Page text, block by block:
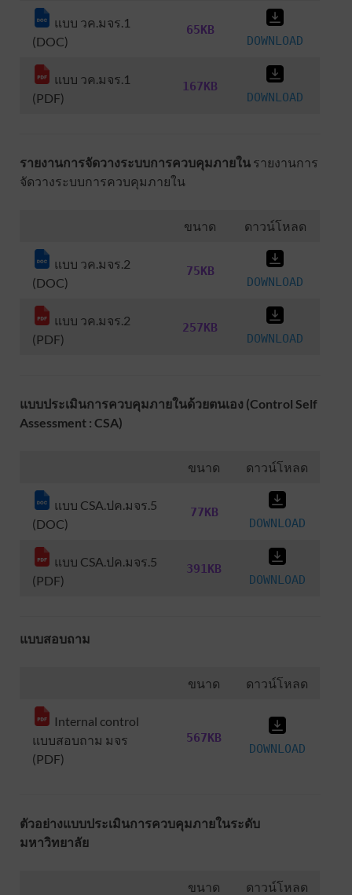
แบบ วค.มจร.1
(DOC)
65KB
DOWNLOAD
แบบ วค.มจร.1
(PDF)
167KB
DOWNLOAD
รายงานการจัดวางระบบการควบคุมภายใน รายงานการ
จัดวางระบบการควบคุมภายใน
ขนาด ดาวน์โหลด
แบบ วค.มจร.2
(DOC)
75KB
DOWNLOAD
แบบ วค.มจร.2
(PDF)
257KB
DOWNLOAD
แบบประเมินการควบคุมภายในด้วยตนเอง (Control Self
Assessment : CSA)
ขนาด ดาวน์โหลด
แบบ CSA.ปค.มจร.5
(DOC)
77KB
DOWNLOAD
แบบ CSA.ปค.มจร.5
(PDF)
391KB
DOWNLOAD
แบบสอบถาม
ขนาด ดาวน์โหลด
Internal control
แบบสอบถาม มจร
(PDF)
567KB
DOWNLOAD
ตัวอย่างแบบประเมินการควบคุมภายในระดับ
มหาวิทยาลัย
ขนาด ดาวน์โหลด